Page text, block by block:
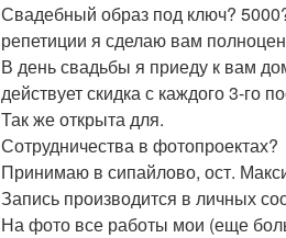
Свадебный образ под ключ?
репетиции я сделаю вам
В день свадьбы я приеду к вам
действует скидка с каждого 3-го
Так же открыта для.
Сотрудничества в фотопроектах?
Принимаю в сипайлово, ост.
Запись производится в личных
На фото все работы мои (еще